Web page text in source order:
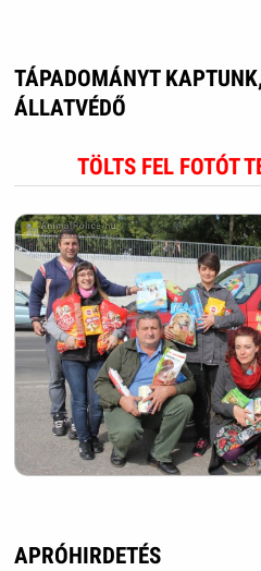
TÁPADOMÁNYT
ÁLLATVÉDŐ
TÖLTS FEL FOTÓT
APRÓHIRDETÉS